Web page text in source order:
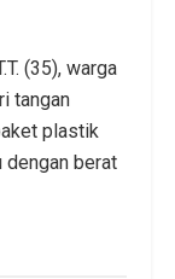
(35), warga
tangan
plastik
berat